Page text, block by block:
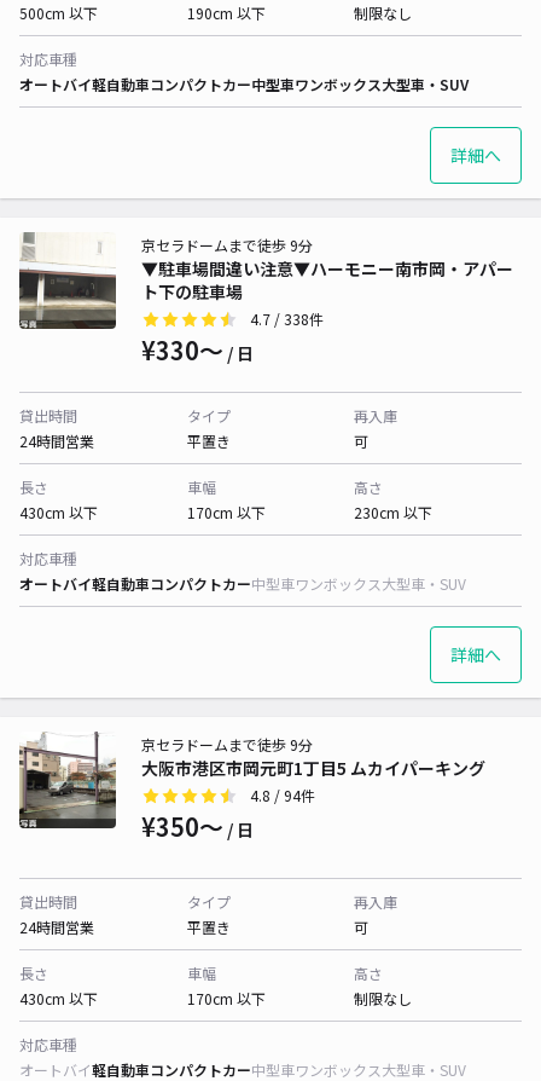
500cm 以下
190cm 以下
制限なし
対応車種
オートバイ軽自動車コンパクトカー中型車ワンボックス大型車・SUV
詳細へ
▼駐車場間違い注意▼ハーモニー南市岡・アパー
ト下の駐車場
京セラドームまで徒歩 9分
4.7 / 338件
¥330〜 / 日
貸出時間
24時間営業
タイプ
平置き
再入庫
可
長さ
430cm 以下
車幅
170cm 以下
高さ
230cm 以下
対応車種
オートバイ軽自動車コンパクトカー中型車ワンボックス大型車・SUV
詳細へ
大阪市港区市岡元町1丁目5 ムカイパーキング
京セラドームまで徒歩 9分
4.8 / 94件
¥350〜 / 日
貸出時間
24時間営業
タイプ
平置き
再入庫
可
長さ
430cm 以下
車幅
170cm 以下
高さ
制限なし
対応車種
オートバイ軽自動車コンパクトカー中型車ワンボックス大型車・SUV